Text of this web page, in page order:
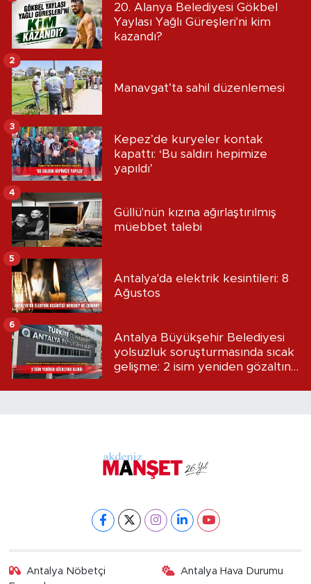
20. Alanya Belediyesi Gökbel
Yaylası Yağlı Güreşleri'ni kim
kazandı?
Manavgat’ta sahil düzenlemesi
2
Kepez’de kuryeler kontak
kapattı: ‘Bu saldırı hepimize
yapıldı’
3
Güllü'nün kızına ağırlaştırılmış
müebbet talebi
4
Antalya'da elektrik kesintileri: 8
Ağustos
5
Antalya Büyükşehir Belediyesi
yolsuzluk soruşturmasında sıcak
gelişme: 2 isim yeniden gözaltına
6
Antalya Nöbetçi
Antalya Hava Durumu